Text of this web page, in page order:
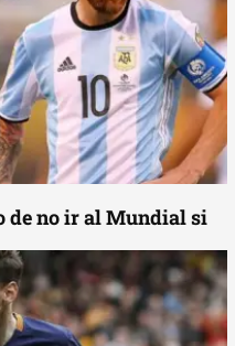
de no ir al Mundial si